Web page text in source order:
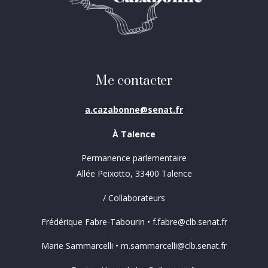
Me contacter
a.cazabonne@senat.fr
À Talence
Permanence parlementaire
Allée Peixotto, 33400 Talence
/ Collaborateurs
Frédérique Fabre-Tabourin • f.fabre@clb.senat.fr
Marie Sammarcelli • m.sammarcelli@clb.senat.fr